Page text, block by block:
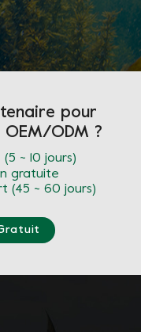
pour
ODM ?
~ 10 jours)
gratuite
(45 ~ 60 jours)